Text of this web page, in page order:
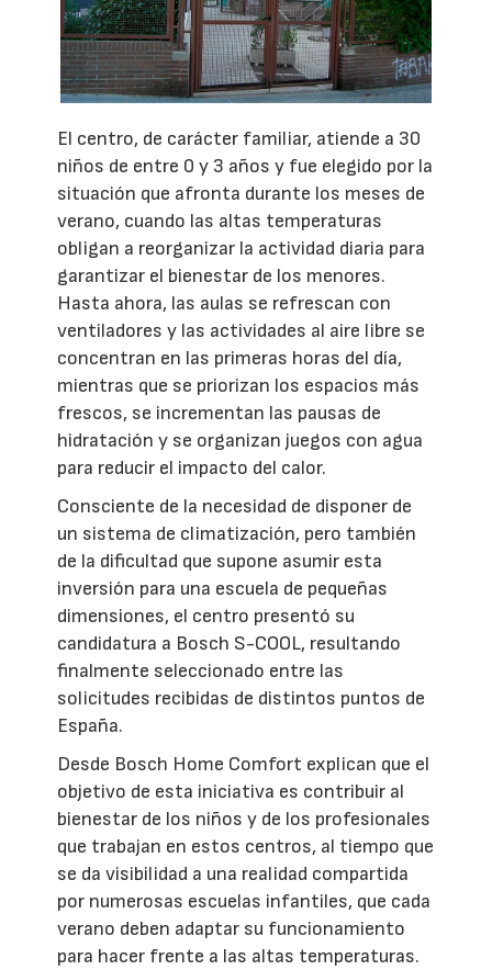
El centro, de carácter familiar, atiende a 30
niños de entre 0 y 3 años y fue elegido por la
situación que afronta durante los meses de
verano, cuando las altas temperaturas
obligan a reorganizar la actividad diaria para
garantizar el bienestar de los menores.
Hasta ahora, las aulas se refrescan con
ventiladores y las actividades al aire libre se
concentran en las primeras horas del día,
mientras que se priorizan los espacios más
frescos, se incrementan las pausas de
hidratación y se organizan juegos con agua
para reducir el impacto del calor.
Consciente de la necesidad de disponer de
un sistema de climatización, pero también
de la dificultad que supone asumir esta
inversión para una escuela de pequeñas
dimensiones, el centro presentó su
candidatura a Bosch S-COOL, resultando
finalmente seleccionado entre las
solicitudes recibidas de distintos puntos de
España.
Desde Bosch Home Comfort explican que el
objetivo de esta iniciativa es contribuir al
bienestar de los niños y de los profesionales
que trabajan en estos centros, al tiempo que
se da visibilidad a una realidad compartida
por numerosas escuelas infantiles, que cada
verano deben adaptar su funcionamiento
para hacer frente a las altas temperaturas.